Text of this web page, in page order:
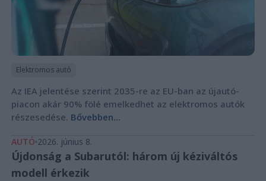
Elektromos autó
Az IEA jelentése szerint 2035-re az EU-ban az újautó-
piacon akár 90% fölé emelkedhet az elektromos autók
részesedése. Bővebben...
AUTÓ 2026. június 8.
Újdonság a Subarutól: három új kéziváltós
modell érkezik